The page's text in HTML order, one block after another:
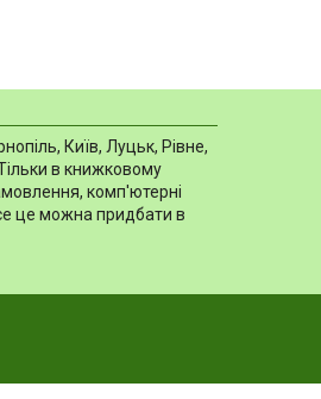
Київ, Луцьк, Рівне,
в книжковому
комп'ютерні
це можна придбати в